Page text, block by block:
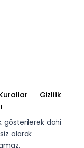
Kurallar
Gizlilik
gösterilerek dahi
olarak